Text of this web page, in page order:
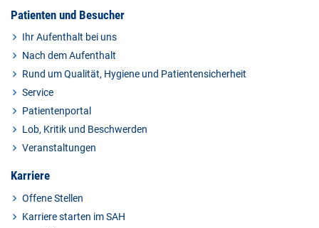
Patienten und Besucher
Ihr Aufenthalt bei uns
Nach dem Aufenthalt
Rund um Qualität, Hygiene und Patientensicherheit
Service
Patientenportal
Lob, Kritik und Beschwerden
Veranstaltungen
Karriere
Offene Stellen
Karriere starten im SAH